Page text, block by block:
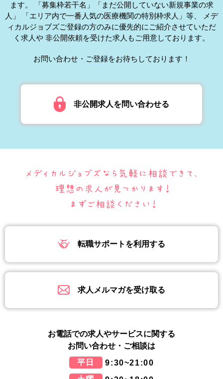
ます。
「募集枠若干名」「まだ公開していない新規事業の求
人」
「エリア内で一番人気の医療機関の特別枠求人」等、
メデ
ィカルジョブズご登録の方のみに優先的にご紹介させていただ
く求人や 非公開依頼を受けた求人もご用意しております。
お問い合わせ・ご登録をお待ちしております！
非公開求人を問い合わせる
転職サポートを利用する
求人メルマガを受け取る
お電話での求人やサービスに関する
お問い合わせ・ご相談は
平日
9:30~21:00